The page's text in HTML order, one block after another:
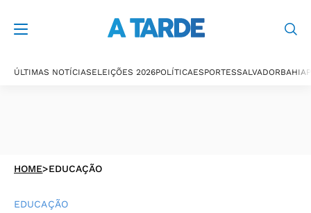
ÚLTIMAS NOTÍCIASELEIÇÕES 2026POLÍTICAESPORTESSALVADORBAHIA
HOME>EDUCAÇÃO
EDUCAÇÃO